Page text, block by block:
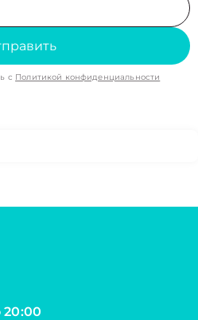
с Политикой конфиденциальности
20:00